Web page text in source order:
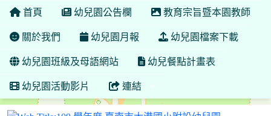
首頁 幼兒園公告欄 教育宗旨暨本園教師
關於我們 幼兒園月報 幼兒園檔案下載
幼兒園班級及母語網站 幼兒餐點計畫表
幼兒園活動影片 連結